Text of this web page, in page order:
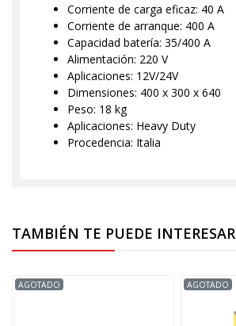
Corriente de carga eficaz: 40 A
Corriente de arranque: 400 A
Capacidad batería: 35/400 A
Alimentación: 220 V
Aplicaciones: 12V/24V
Dimensiones: 400 x 300 x 640
Peso: 18 kg
Aplicaciones: Heavy Duty
Procedencia: Italia
TAMBIÉN TE PUEDE INTERESAR
AGOTADO AGOTADO